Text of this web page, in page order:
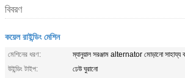
বিবরণ
কয়েল রাইন্ডিং মেশিন
মেশিনের ধরণ:
ম্যানুয়াল সরঞ্জাম alternator মোড়ানো সাহায্য
উইন্ডিং টাইপ:
ঢেউ ঘুরানো